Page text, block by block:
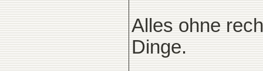
Alles ohne
Dinge.